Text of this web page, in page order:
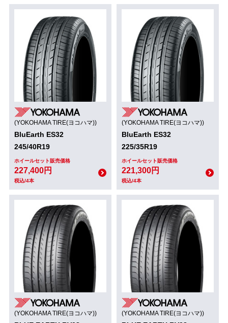
(YOKOHAMA TIRE(ヨコハマ))
BluEarth ES32
245/40R19
ホイールセット販売価格
227,400円
税込/4本
(YOKOHAMA TIRE(ヨコハマ))
BluEarth ES32
225/35R19
ホイールセット販売価格
221,300円
税込/4本
(YOKOHAMA TIRE(ヨコハマ)) (YOKOHAMA TIRE(ヨコハマ))